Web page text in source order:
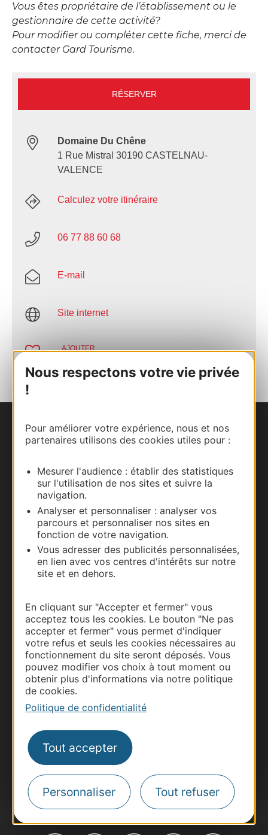
Nous respectons votre vie privée
!
Pour améliorer votre expérience, nous et nos
partenaires utilisons des cookies utiles pour :
Mesurer l'audience : établir des statistiques
sur l'utilisation de nos sites et suivre la
navigation.
Analyser et personnaliser : analyser vos
parcours et personnaliser nos sites en
fonction de votre navigation.
Vous adresser des publicités personnalisées,
en lien avec vos centres d'intérêts sur notre
site et en dehors.
En cliquant sur "Accepter et fermer" vous
acceptez tous les cookies. Le bouton "Ne pas
accepter et fermer" vous permet d'indiquer
votre refus et seuls les cookies nécessaires au
fonctionnement du site seront déposés. Vous
pouvez modifier vos choix à tout moment ou
obtenir plus d'informations via notre politique
de cookies.
Politique de confidentialité
Tout accepter
Personnaliser Tout refuser
Vous êtes propriétaire de l’établissement ou le
gestionnaire de cette activité?
Pour modifier ou compléter cette fiche, merci de
contacter Gard Tourisme.
RÉSERVER
Domaine Du Chêne
1 Rue Mistral 30190 CASTELNAU-
VALENCE
Calculez votre itinéraire
06 77 88 60 68
E-mail
Site internet
AJOUTER
Nous contacter
Documentation
Thermalisme
Business/Mice
Pros d'Occitanie
Site presse et d'influence
Voyagistes
Inscrivez-vous à la lettre d'information
Destination Occitanie pour recevoir des
suggestions de séjours, de visites et de sorties.
Je m'abonne